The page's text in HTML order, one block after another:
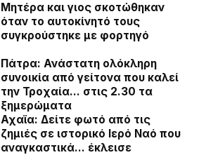
Μητέρα και γιος σκοτώθηκαν
όταν το αυτοκίνητό τους
συγκρούστηκε με φορτηγό
Πάτρα: Ανάστατη ολόκληρη
συνοικία από γείτονα που καλεί
την Τροχαία… στις 2.30 τα
ξημερώματα
Αχαϊα: Δείτε φωτό από τις
ζημιές σε ιστορικό Ιερό Ναό που
αναγκαστικά… έκλεισε